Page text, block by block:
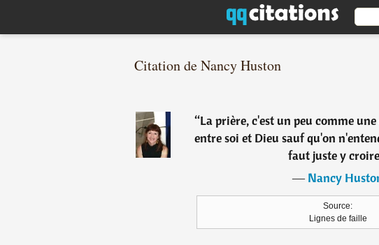
Citation de Nancy Huston
“La prière, c'est un peu comme
entre soi et Dieu sauf qu'on
faut juste y
―Nancy
Source:
Lignes de faille